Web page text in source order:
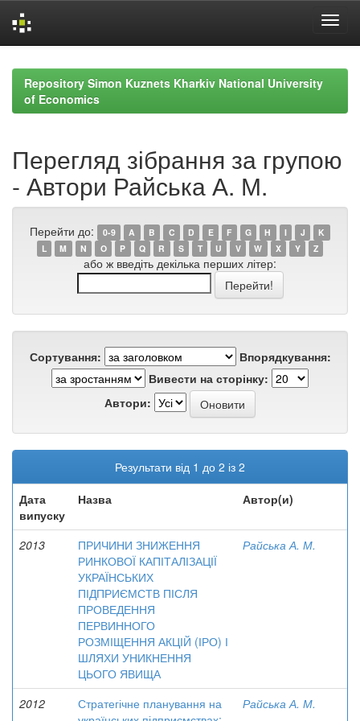
navigationRepository Simon Kuznets Kharkiv National University
of Economics
Перегляд зібрання за групою
- Автори Райська А. М.
Перейти до: 0-9 A B C D E F G H I J
K
L
M N O P Q R S T U V W X Y Z
або ж введіть декілька перших літер:
Сортування:
Впорядкування:
Вивести на сторінку:
Автори:
Результати від 1 до 2 із 2
Дата
випуску
Назва Автор(и)
2013
ПРИЧИНИ ЗНИЖЕННЯ
РИНКОВОЇ КАПІТАЛІЗАЦІЇ
УКРАЇНСЬКИХ
ПІДПРИЄМСТВ ПІСЛЯ
ПРОВЕДЕННЯ
ПЕРВИННОГО
РОЗМІЩЕННЯ АКЦІЙ (ІРО) І
ШЛЯХИ УНИКНЕННЯ
ЦЬОГО ЯВИЩА
Райська А. М.
2012
Стратегічне планування на
Райська А. М.